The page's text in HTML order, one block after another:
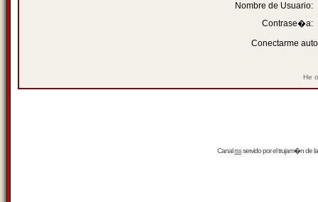
Nombre de Usuario:
Contrase�a:
Conectarme
He
Canalrssservido por eltrujam�nde